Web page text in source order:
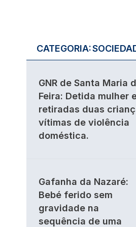
CATEGORIA:
GNR de Santa Maria
Feira: Detida mulher
retiradas duas
vítimas de violência
doméstica.
Gafanha da Nazaré:
Bebé ferido sem
gravidade na
sequência de uma